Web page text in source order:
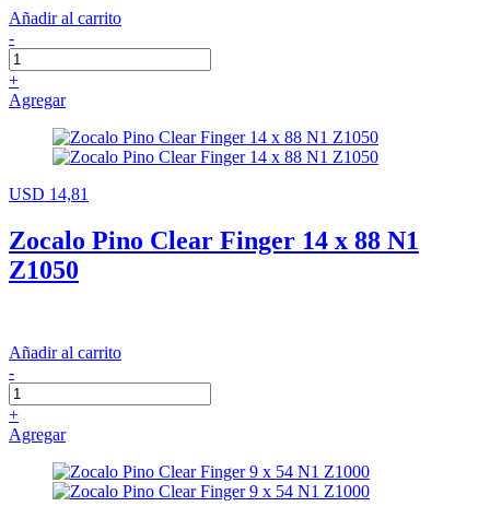
Añadir al carrito
-
+
Agregar
USD 14,81
Zocalo Pino Clear Finger 14 x 88 N1
Z1050
Añadir al carrito
-
+
Agregar